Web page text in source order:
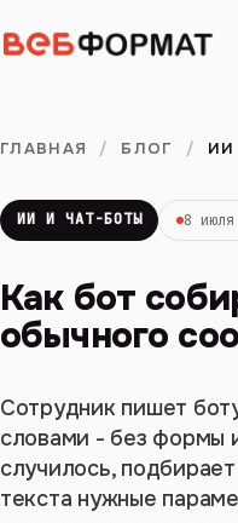
ГЛАВНАЯ / БЛОГ /
ИИ И ЧАТ-БОТЫ 8
Как бот
обычного
Сотрудник пишет
словами - без формы
случилось,
текста нужные